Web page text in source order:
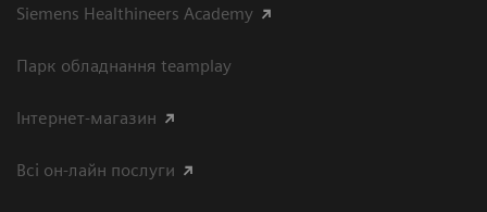
Siemens Healthineers Academy
Парк обладнання teamplay
Інтернет-магазин
Всі он-лайн послуги